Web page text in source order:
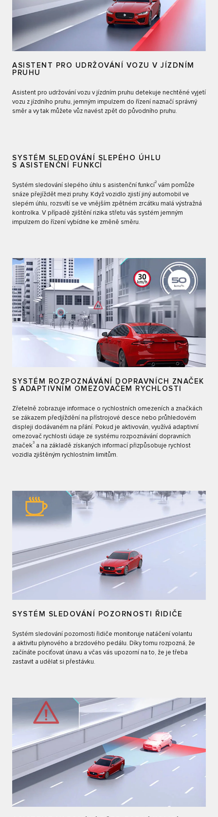
ASISTENT PRO UDRŽOVÁNÍ VOZU V JÍZDNÍM
PRUHU
Asistent pro udržování vozu v jízdním pruhu detekuje nechtěné vyjetí
vozu z jízdního pruhu, jemným impulzem do řízení naznačí správný
směr a vy tak můžete vůz navést zpět do původního pruhu.
SYSTÉM SLEDOVÁNÍ SLEPÉHO ÚHLU
S ASISTENČNÍ FUNKCÍ
Systém sledování slepého úhlu s asistenční funkcí2 vám pomůže
snáze přejíždět mezi pruhy. Když vozidlo zjistí jiný automobil ve
slepém úhlu, rozsvítí se ve vnějším zpětném zrcátku malá výstražná
kontrolka. V případě zjištění rizika střetu vás systém jemným
impulzem do řízení vybídne ke změně směru.
SYSTÉM ROZPOZNÁVÁNÍ DOPRAVNÍCH ZNAČEK
S ADAPTIVNÍM OMEZOVAČEM RYCHLOSTI
Zřetelně zobrazuje informace o rychlostních omezeních a značkách
se zákazem předjíždění na přístrojové desce nebo průhledovém
displeji dodávaném na přání. Pokud je aktivován, využívá adaptivní
omezovač rychlosti údaje ze systému rozpoznávání dopravních
značek3 a na základě získaných informací přizpůsobuje rychlost
vozidla zjištěným rychlostním limitům.
SYSTÉM SLEDOVÁNÍ POZORNOSTI ŘIDIČE
Systém sledování pozornosti řidiče monitoruje natáčení volantu
a aktivitu plynového a brzdového pedálu. Díky tomu rozpozná, že
začínáte pociťovat únavu a včas vás upozorní na to, že je třeba
zastavit a udělat si přestávku.